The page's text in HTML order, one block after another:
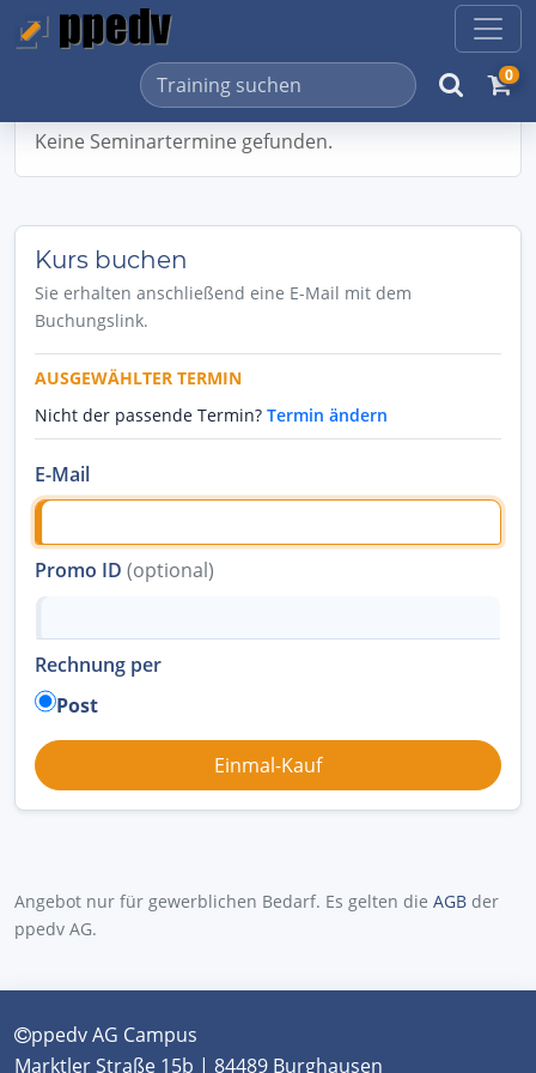
0
Keine Seminartermine gefunden.
Kurs buchen
Sie erhalten anschließend eine E-Mail mit dem
Buchungslink.
AUSGEWÄHLTER TERMIN
Nicht der passende Termin? Termin ändern
E-Mail
Promo ID (optional)
Rechnung per
Post
Angebot nur für gewerblichen Bedarf. Es gelten die AGB der
ppedv AG.
ppedv AG Campus
Marktler Straße 15b | 84489 Burghausen